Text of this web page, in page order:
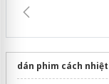
dán phim cách